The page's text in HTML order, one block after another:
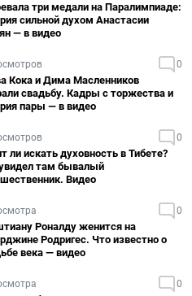
три медали на Паралимпиаде:
сильной духом Анастасии
— в видео
0
Кока и Дима Масленников
свадьбу. Кадры с торжества и
пары — в видео
0
ли искать духовность в Тибете?
там бывалый
Видео
0
Роналду женится на
Родригес. Что известно о
века — видео
0